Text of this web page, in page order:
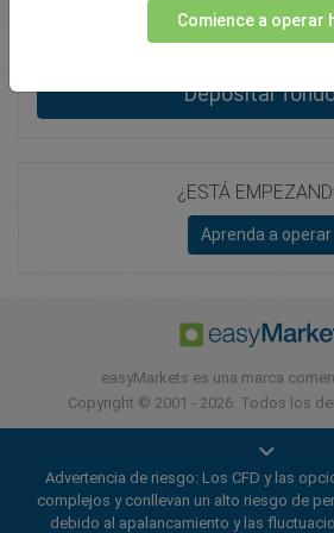
Depositar
¿ESTÁ
Aprenda a operar
easyMarkets es una marca
Copyright © 2001 - 2026. Todos los
Comience a operar
Advertencia de riesgo: Los CFD y las
complejos y conllevan un alto riesgo de
debido al apalancamiento y las